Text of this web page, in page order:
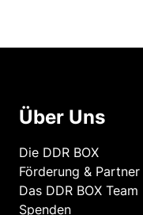
Über Uns
Die DDR BOX
Förderung & Partner
Das DDR BOX Team
Spenden